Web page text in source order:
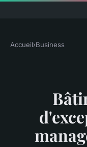
Accueil›Business